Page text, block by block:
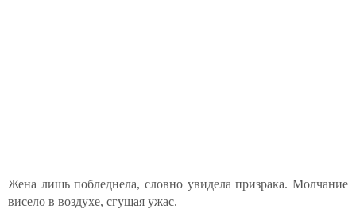
Жена лишь побледнела, словно увидела призрака. Молчание
висело в воздухе, сгущая ужас.